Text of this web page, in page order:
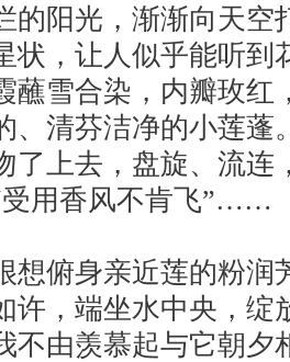
的阳光，渐渐向天空
状，让人似乎能听到
蘸雪合染，内瓣玫红
、清芬洁净的小莲蓬
了上去，盘旋、流连
受用香风不肯飞”……
俯身亲近莲的粉润
许，端坐水中央，绽
不由羡慕起与它朝夕